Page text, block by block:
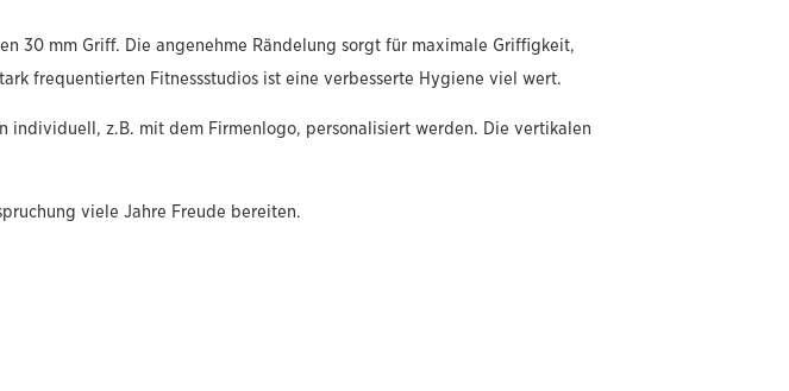
30 mm Griff. Die angenehme Rändelung sorgt für maximale Griffigkeit,
frequentierten Fitnessstudios ist eine verbesserte Hygiene viel wert.
individuell, z.B. mit dem Firmenlogo, personalisiert werden. Die vertikalen
viele Jahre Freude bereiten.